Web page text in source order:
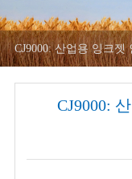
CJ9000: 산업용 잉크젯
CJ9000: